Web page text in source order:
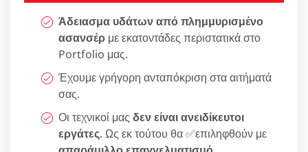
Άδειασμα υδάτων από πλημμυρισμένο
ασανσέρ με εκατοντάδες περιστατικά στο
Portfolio μας.
Έχουμε γρήγορη ανταπόκριση στα αιτήματά
σας.
Οι τεχνικοί μας δεν είναι ανειδίκευτοι
εργάτες. Ως εκ τούτου θα ✅επιληφθούν με